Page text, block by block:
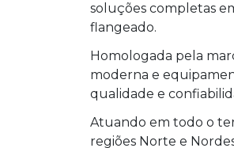
soluções completas
flangeado.
Homologada pela
moderna e
qualidade e
Atuando em todo o
regiões Norte e